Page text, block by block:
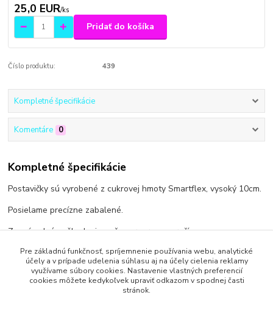
25,0 EUR/ks
Pridať do košíka
Číslo produktu: 439
Kompletné špecifikácie
Komentáre 0
Kompletné špecifikácie
Postavičky sú vyrobené z cukrovej hmoty Smartflex, vysoký 10cm.
Posielame precízne zabalené.
Za prípadné poškodenie počas prepravy neručíme.
Tovar zaradený v kategóriách
Pre základnú funkčnosť, spríjemnenie používania webu, analytické
účely a v prípade udelenia súhlasu aj na účely cielenia reklamy
využívame súbory cookies. Nastavenie vlastných preferencií
cookies môžete kedykoľvek upraviť odkazom v spodnej časti
stránok.